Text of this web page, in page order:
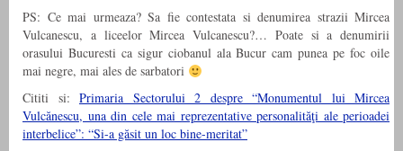
PS: Ce mai urmeaza? Sa fie contestata si denumirea strazii Mircea
Vulcanescu, a liceelor Mircea Vulcanescu?… Poate si a denumirii
orasului Bucuresti ca sigur ciobanul ala Bucur cam punea pe foc oile
mai negre, mai ales de sarbatori
Cititi si: Primaria Sectorului 2 despre “Monumentul lui Mircea
Vulcănescu, una din cele mai reprezentative personalităţi ale perioadei
interbelice”: “Si-a găsit un loc bine-meritat”